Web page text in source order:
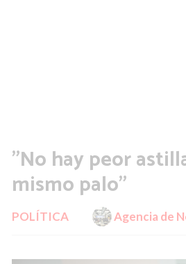
"No hay peor
mismo palo"
POLÍTICA Agencia de